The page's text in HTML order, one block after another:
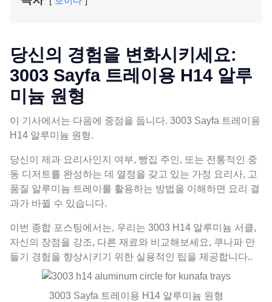
당신의 경험을 변화시키세요:
3003 Sayfa 트레이용 H14 알루
미늄 원형
이 기사에서는 다음에 중점을 둡니다. 3003 Sayfa 트레이용
H14 알루미늄 원형.
당신이 제과 요리사인지 여부, 빵집 주인, 또는 전통적인 중
동 디저트를 완성하는 데 열정을 갖고 있는 가정 요리사, 고
품질 알루미늄 트레이를 활용하는 방법을 이해하면 요리 결
과가 바뀔 수 있습니다.
이번 종합 포스팅에서는, 우리는 3003 H14 알루미늄 서클,
자신의 장점을 강조, 다른 재료와 비교해보세요, 쿠나파 만
들기 경험을 향상시키기 위한 실용적인 팁을 제공합니다..
3003 Sayfa 트레이용 H14 알루미늄 원형